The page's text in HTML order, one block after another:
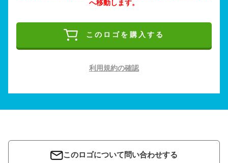
へ移動します。
このロゴを購入する
利用規約の確認
このロゴについて問い合わせする